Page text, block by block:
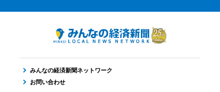
みんなの経済新聞ネットワーク
お問い合わせ